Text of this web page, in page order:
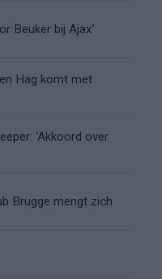
Beuker bij Ajax’
Hag komt met
‘Akkoord over
Brugge mengt zich